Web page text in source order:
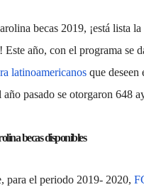
becas 2019, ¡está lista la
Este año, con el programa se
latinoamericanos que deseen
año pasado se otorgaron 648
becas disponibles
para el periodo 2019- 2020,